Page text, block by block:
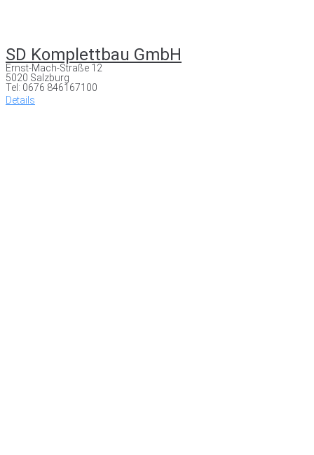
SD Komplettbau GmbH
Ernst-Mach-Straße 12
5020 Salzburg
Tel: 0676 846167100
Details